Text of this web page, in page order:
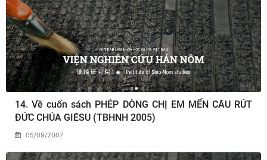
14. Về cuốn sách PHÉP DÒNG CHỊ EM MẾN CÂU RÚT
ĐỨC CHÚA GIÊSU (TBHNH 2005)
05/09/2007